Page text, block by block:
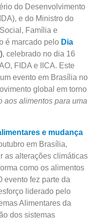
do Desenvolvimento
e do Ministro do
Família e
é marcado pelo Dia
, celebrado no dia 16
FIDA e IICA. Este
evento em Brasília no
global em torno
aos alimentos para uma
e mudança
em Brasília,
as alterações climáticas
como os alimentos
evento fez parte da
liderado pelo
Alimentares da
dos sistemas